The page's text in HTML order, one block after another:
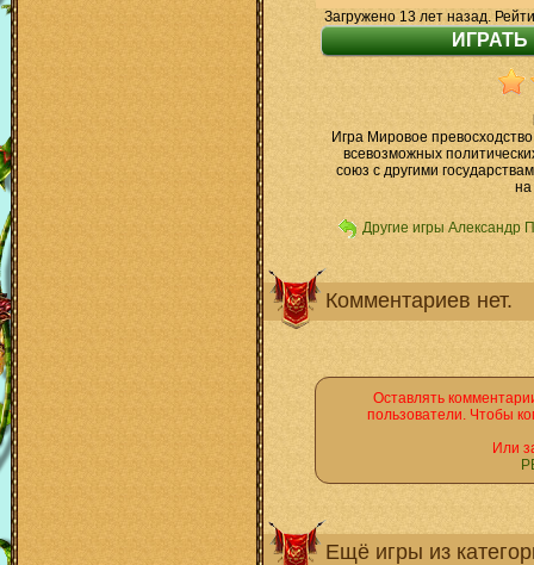
Загружено 13 лет назад.
Игра Мировое
всевозможных
союз с другими
на
Другие игры Александр
Комментариев нет.
Оставлять
пользователи. Чтобы
Или
Ещё игры из